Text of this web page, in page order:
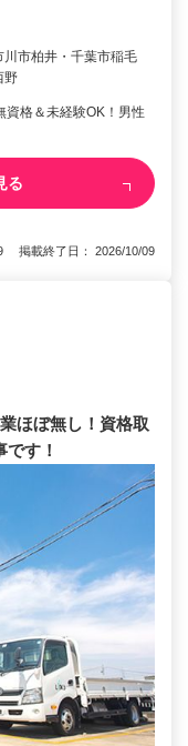
市柏井・千葉市稲毛
野
資格＆未経験OK！男性
る
掲載終了日： 2026/10/09
ほぼ無し！資格取
す！